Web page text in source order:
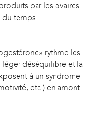
par les ovaires.
temps.
rythme les
léger déséquilibre et la
à un syndrome
etc.) en amont